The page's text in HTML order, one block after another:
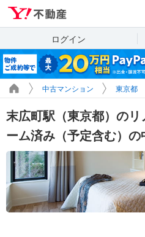
ログイン
中古マンション 東京都
末広町駅（東京都）の
ーム済み（予定含む）